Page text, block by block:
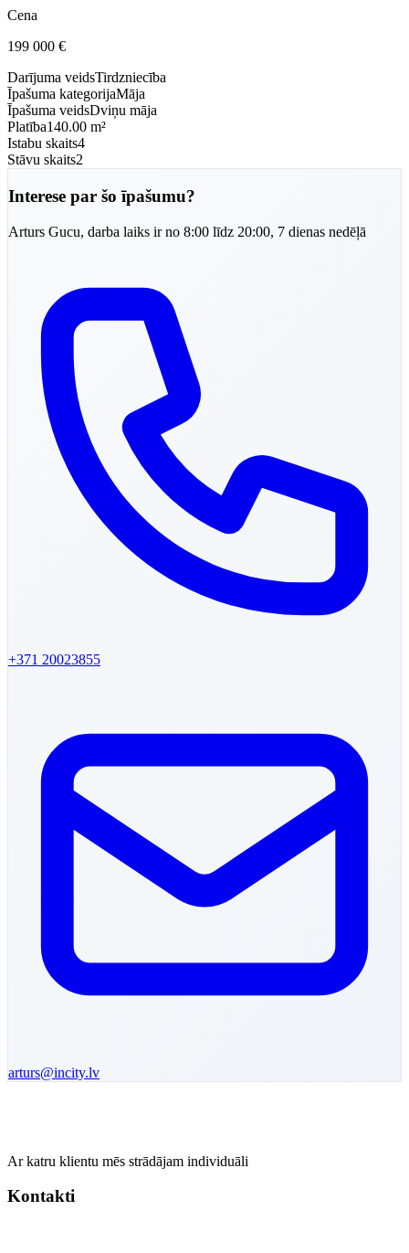
Cena
199 000 €
Darījuma veidsTirdzniecība
Īpašuma kategorijaMāja
Īpašuma veidsDviņu māja
Platība140.00 m²
Istabu skaits4
Stāvu skaits2
Interese par šo īpašumu?
Arturs Gucu, darba laiks ir no 8:00 līdz 20:00, 7 dienas nedēļā
+371 20023855
arturs@incity.lv
Ar katru klientu mēs strādājam individuāli
Kontakti